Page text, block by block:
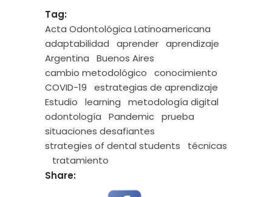
Tag:
Acta Odontológica Latinoamericana
adaptabilidad
aprender aprendizaje
Argentina
Buenos Aires
cambio metodológico
conocimiento
COVID-19
estrategias de aprendizaje
Estudio
learning
metodología digital
odontología
Pandemic prueba
situaciones desafiantes
strategies of dental students
técnicas
tratamiento
Share: